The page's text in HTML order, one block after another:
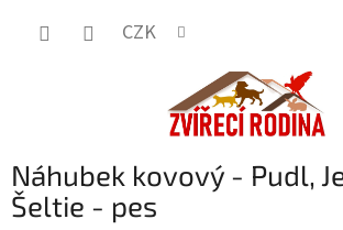
CZK
Náhubek kovový - Pudl,
Šeltie - pes